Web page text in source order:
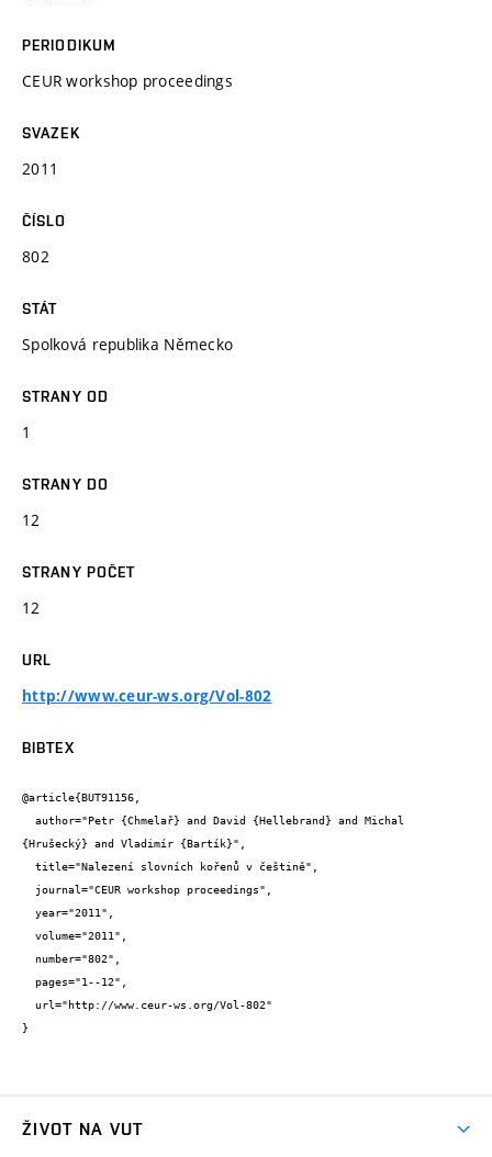
PERIODIKUM
CEUR workshop proceedings
SVAZEK
2011
ČÍSLO
802
STÁT
Spolková republika Německo
STRANY OD
1
STRANY DO
12
STRANY POČET
12
URL
http://www.ceur-ws.org/Vol-802
BIBTEX
@article{BUT91156,
{Hrušecký} and Vladimír {Bartík}",
}
ŽIVOT NA VUT